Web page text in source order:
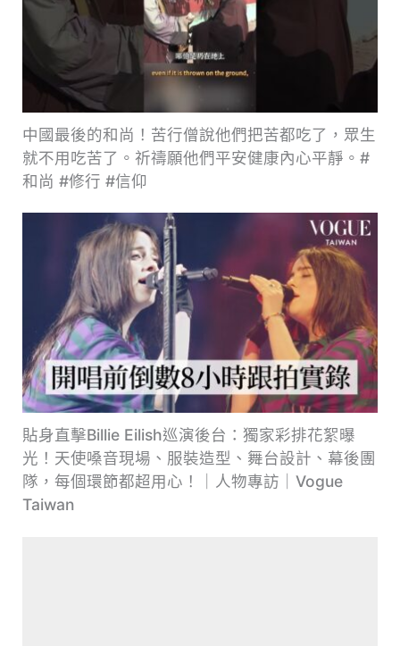
中國最後的和尚！苦行僧說他們把苦都吃了，眾生
就不用吃苦了。祈禱願他們平安健康內心平靜。#
和尚 #修行 #信仰
貼身直擊Billie Eilish巡演後台：獨家彩排花絮曝
光！天使嗓音現場、服裝造型、舞台設計、幕後團
隊，每個環節都超用心！｜人物專訪｜Vogue
Taiwan